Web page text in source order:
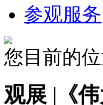
参观服务
您目前的位
观展 |《